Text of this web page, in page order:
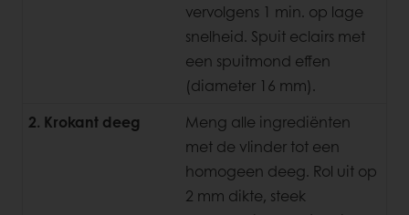
vervolgens 1 min. op lage
snelheid. Spuit eclairs met
een spuitmond effen
(diameter 16 mm).
2. Krokant deeg
Meng alle ingrediënten
met de vlinder tot een
homogeen deeg. Rol uit op
2 mm dikte, steek